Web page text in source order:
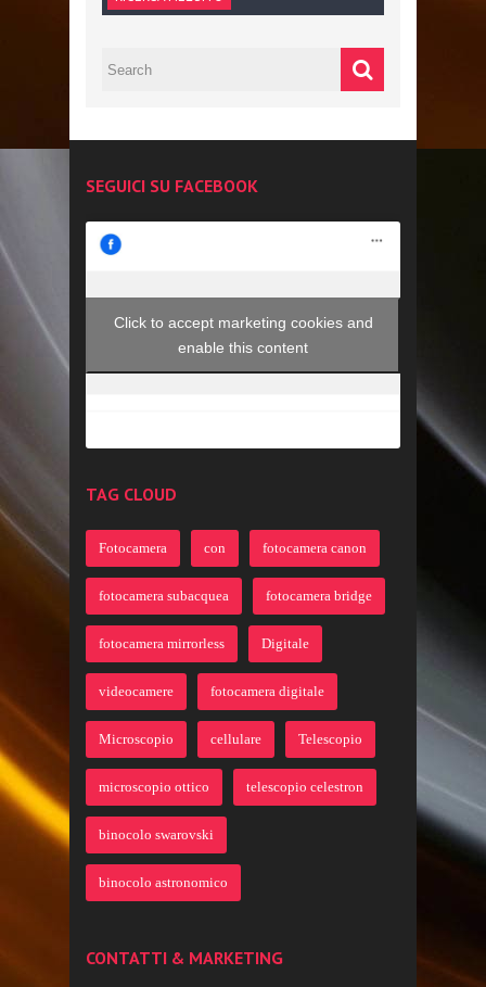
SEGUICI SU FACEBOOK
Click to accept marketing cookies and
enable this content
TAG CLOUD
Fotocamera con fotocamera canon
fotocamera subacquea fotocamera bridge
fotocamera mirrorless Digitale
videocamere fotocamera digitale
Microscopio cellulare Telescopio
microscopio ottico telescopio celestron
binocolo swarovski
binocolo astronomico
CONTATTI & MARKETING